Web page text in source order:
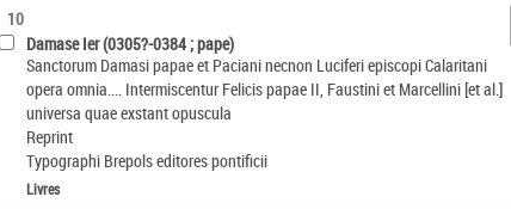
10
Damase Ier (0305?-0384 ; pape)
Sanctorum Damasi papae et Paciani necnon Luciferi episcopi Calaritani
opera omnia.... Intermiscentur Felicis papae II, Faustini et Marcellini [et al.]
universa quae exstant opuscula
Reprint
Typographi Brepols editores pontificii
Livres